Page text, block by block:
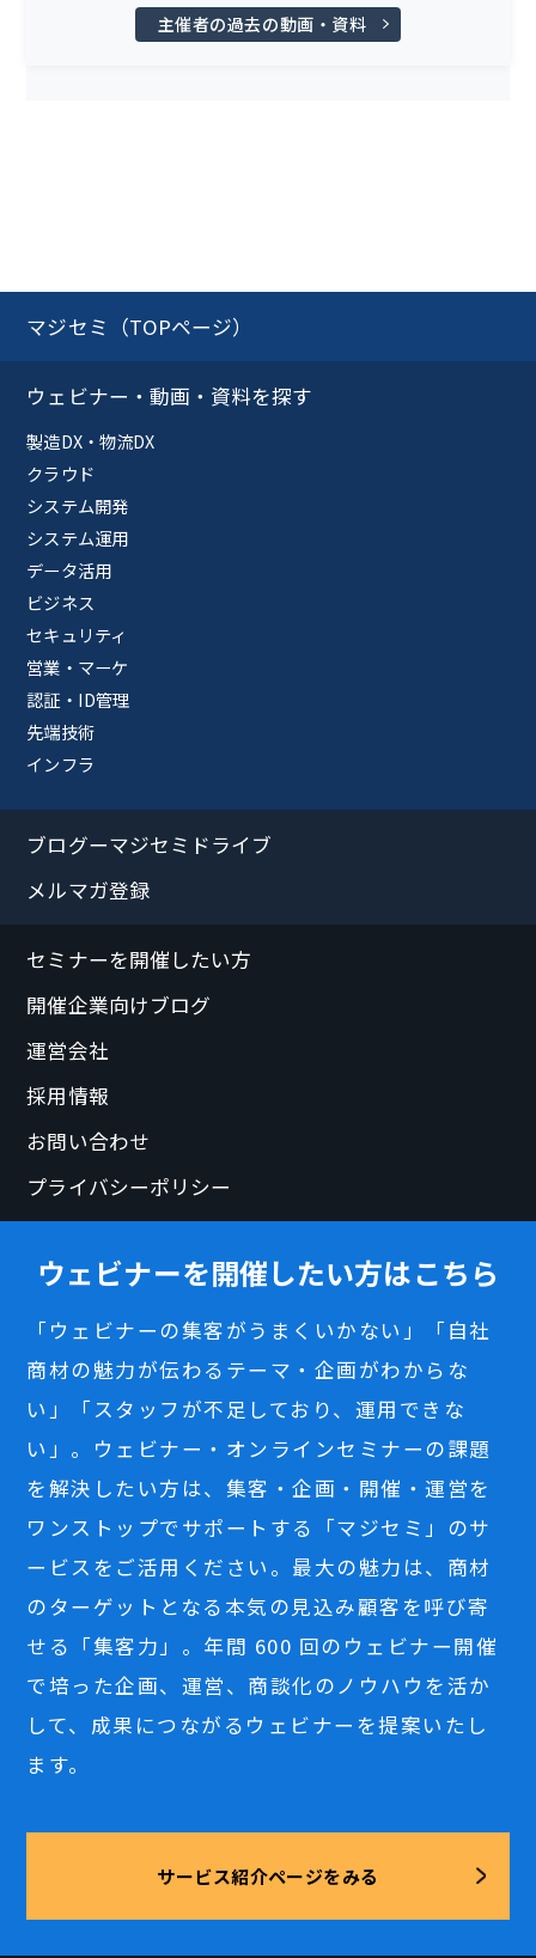
主催者の過去の動画・資料
マジセミ（TOPページ）
ウェビナー・動画・資料を探す
製造DX・物流DX
クラウド
システム開発
システム運用
データ活用
ビジネス
セキュリティ
営業・マーケ
認証・ID管理
先端技術
インフラ
ブログーマジセミドライブ
メルマガ登録
セミナーを開催したい方
開催企業向けブログ
運営会社
採用情報
お問い合わせ
プライバシーポリシー
ウェビナーを開催したい方はこちら
「ウェビナーの集客がうまくいかない」「自社
商材の魅力が伝わるテーマ・企画がわからな
い」「スタッフが不足しており、運用できな
い」。ウェビナー・オンラインセミナーの課題
を解決したい方は、集客・企画・開催・運営を
ワンストップでサポートする「マジセミ」のサ
ービスをご活用ください。最大の魅力は、商材
のターゲットとなる本気の見込み顧客を呼び寄
せる「集客力」。年間 600 回のウェビナー開催
で培った企画、運営、商談化のノウハウを活か
して、成果につながるウェビナーを提案いたし
ます。
サービス紹介ページをみる